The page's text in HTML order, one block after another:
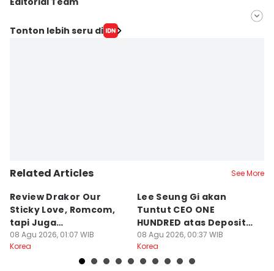
Editor
Tonton lebih seru di
Related Articles See More
Review Drakor Our
Sticky Love, Romcom,
tapi Juga
Menegangkan!
08 Agu 2026, 01:07 WIB
Korea
Lee Seung Gi akan
Tuntut CEO ONE
HUNDRED atas Deposit
Rumah Rp132 M
08 Agu 2026, 00:37 WIB
Korea